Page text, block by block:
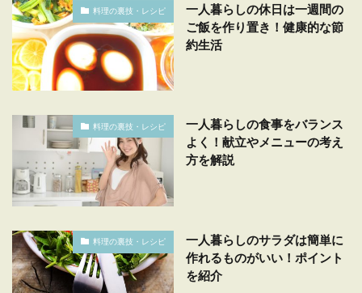
料理の裏技・レシピ
一人暮らしの休日は一週間の
ご飯を作り置き！健康的な節
約生活
料理の裏技・レシピ
一人暮らしの食事をバランス
よく！献立やメニューの考え
方を解説
料理の裏技・レシピ
一人暮らしのサラダは簡単に
作れるものがいい！ポイント
を紹介